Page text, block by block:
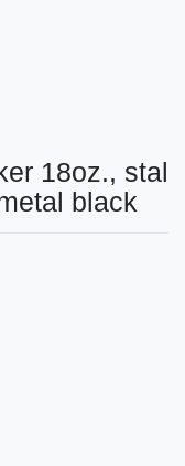
18oz., stal
black